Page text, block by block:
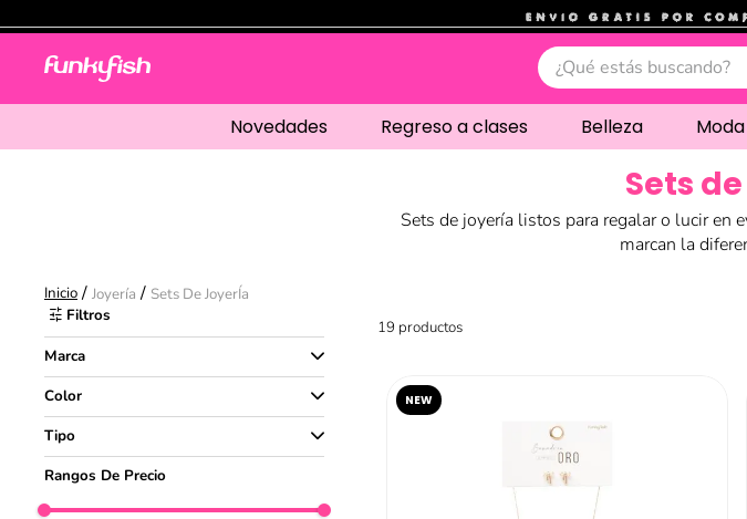
.
¿Qué estás buscando?
Novedades Regreso a clases Belleza Moda
Sets
Sets de joyería listos para regalar o lucir en
marcan la
Joyería
Sets De JoyerÍa
Filtros
Marca
Funky Fish
Color
Dorado
Tipo
Sets de JoyerÍa
Rangos De Precio
19 productos
NEW